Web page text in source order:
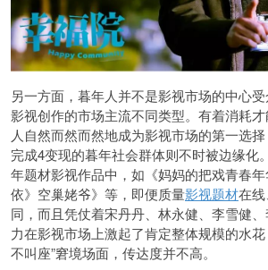
另一方面，暮年人并不是影视市场的中心
影视创作的市场主流不同类型。有着消耗
人自然而然而然地成为影视市场的第一选
完成4变现的暮年社会群体则不时被边缘化
年题材影视作品中，如《妈妈的把戏青春
依》空巢姥爷》等，即便质量影视题材在
同，而且凭仗着宋丹丹、林永健、李雪健
力在影视市场上激起了肯定整体规模的水
不叫座”窘境场面，传达度并不高。